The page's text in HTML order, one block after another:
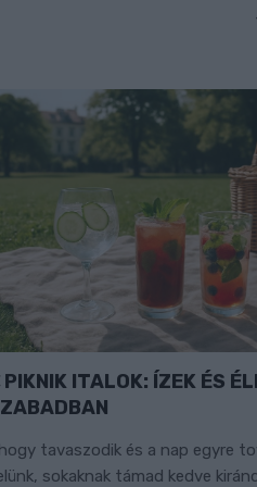
PIKNIK ITALOK: ÍZEK ÉS
tavaszodik és a nap egyre
sokaknak támad kedve